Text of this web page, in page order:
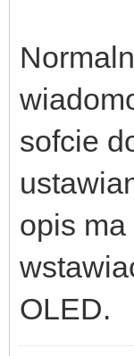
sofcie
opis
OLED.